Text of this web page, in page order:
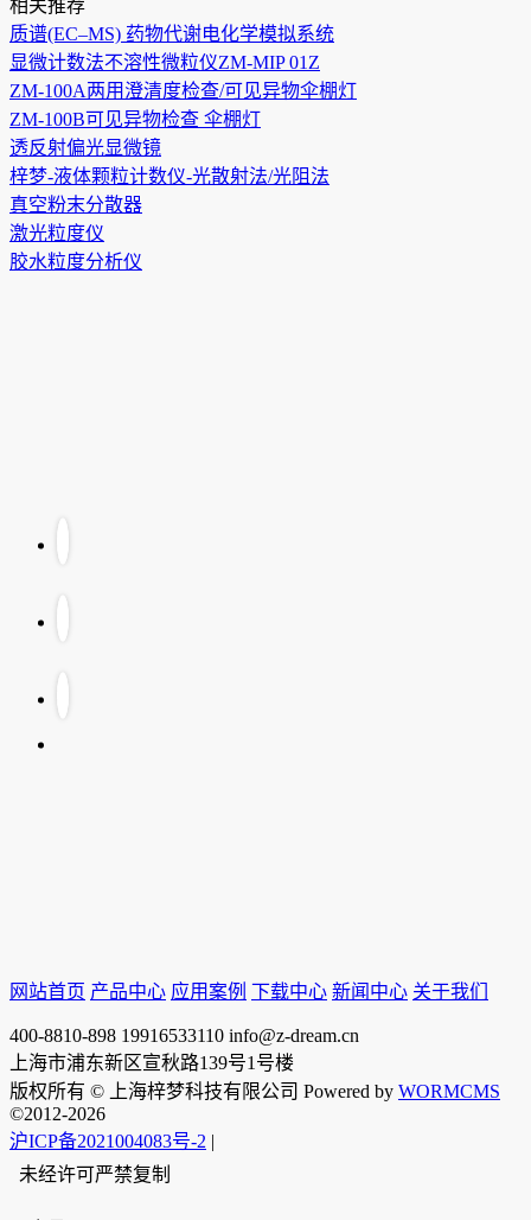
相关推荐
质谱(EC–MS) 药物代谢电化学模拟系统
显微计数法不溶性微粒仪ZM-MIP 01Z
ZM-100A两用澄清度检查/可见异物伞棚灯
ZM-100B可见异物检查 伞棚灯
透反射偏光显微镜
梓梦-液体颗粒计数仪-光散射法/光阻法
真空粉末分散器
激光粒度仪
胶水粒度分析仪
网站首页 产品中心 应用案例 下载中心 新闻中心 关于我们
400-8810-898 19916533110 info@z-dream.cn
上海市浦东新区宣秋路139号1号楼
版权所有 © 上海梓梦科技有限公司 Powered by WORMCMS
©2012-2026
沪ICP备2021004083号-2 |
未经许可严禁复制